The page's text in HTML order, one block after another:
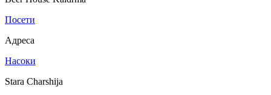
Посети
Адреса
Насоки
Stara Charshija